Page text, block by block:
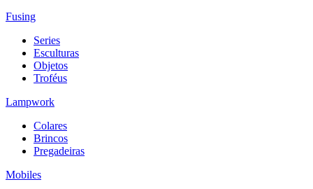
Fusing
Series
Esculturas
Objetos
Troféus
Lampwork
Colares
Brincos
Pregadeiras
Mobiles